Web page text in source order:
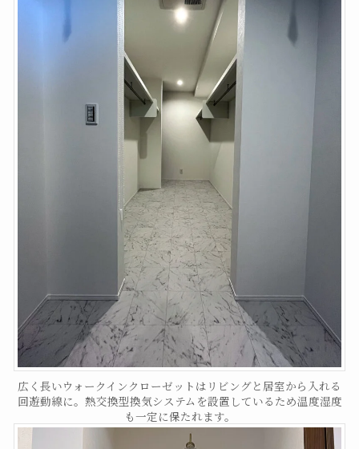
広く長いウォークインクローゼットはリビングと居室から入れる
回遊動線に。熱交換型換気システムを設置しているため温度湿度
も一定に保たれます。